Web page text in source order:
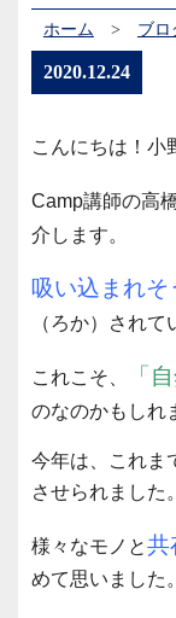
ホーム > ブロ
2020.12.24
こんにちは！小
Camp講師の高
介します。
吸い込まれそ
（ろか）されて
これこそ、 「
のなのかもしれ
今年は、これま
させられました。
様々なモノと共
めて思いました。